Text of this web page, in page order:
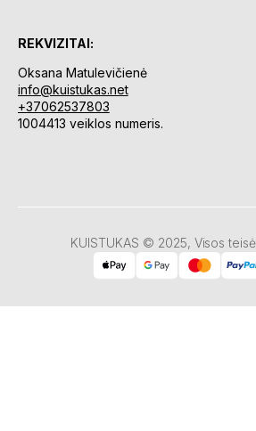
REKVIZITAI:
Oksana Matulevičienė
info@kuistukas.net
+37062537803
1004413 veiklos numeris.
KUISTUKAS © 2025, Visos